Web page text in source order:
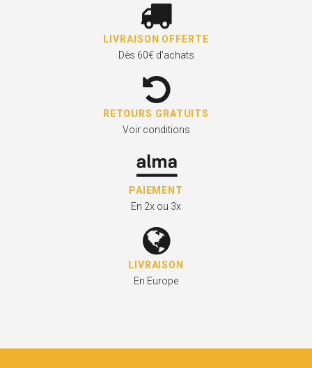
LIVRAISON OFFERTE
Dès 60€ d'achats
RETOURS GRATUITS
Voir conditions
PAIEMENT
En 2x ou 3x
LIVRAISON
En Europe